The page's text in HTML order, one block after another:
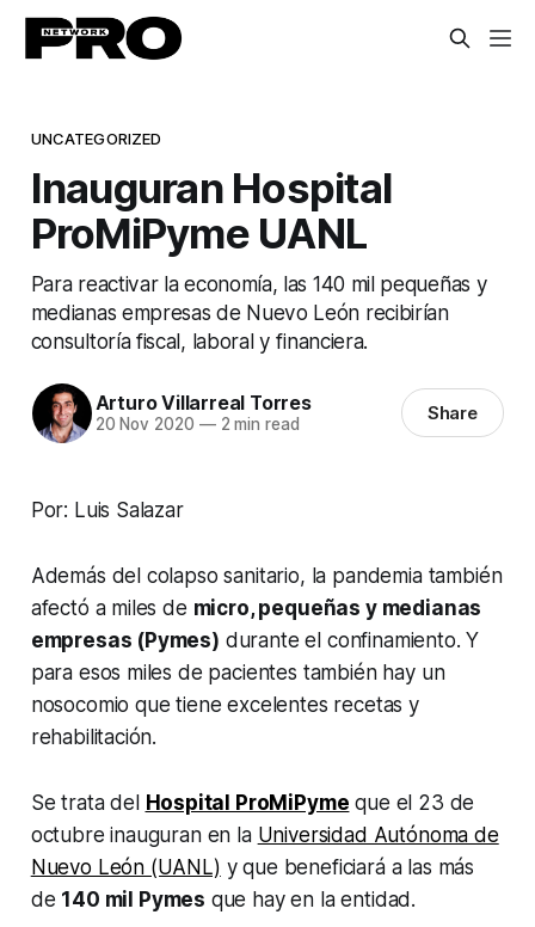
UNCATEGORIZED
Inauguran Hospital
ProMiPyme UANL
Para reactivar la economía, las 140 mil pequeñas y
medianas empresas de Nuevo León recibirían
consultoría fiscal, laboral y financiera.
Arturo Villarreal Torres
20 Nov 2020 —2 min read Share
Por: Luis Salazar
Además del colapso sanitario, la pandemia también
afectó a miles de micro, pequeñas y medianas
empresas (Pymes) durante el confinamiento. Y
para esos miles de pacientes también hay un
nosocomio que tiene excelentes recetas y
rehabilitación.
Se trata del Hospital ProMiPyme que el 23 de
octubre inauguran en la Universidad Autónoma de
Nuevo León (UANL) y que beneficiará a las más
de 140 mil Pymes que hay en la entidad.